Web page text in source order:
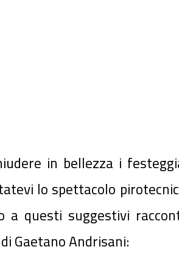
in bellezza i
lo spettacolo
a questi suggestivi
Gaetano Andrisani: